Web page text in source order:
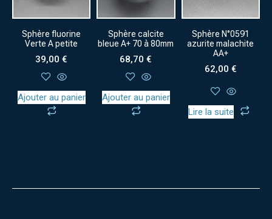
Sphère fluorine
Verte A petite
39,00€
Ajouter au panier
Sphère calcite
bleue A+ 70 à 80mm
68,70€
Ajouter au panier
Sphère N°0591
azurite malachite
AA+
62,00 €
Lire la suite